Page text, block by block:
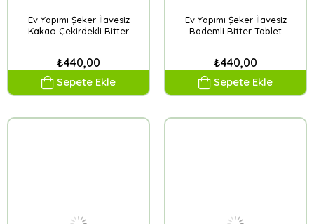
Ev Yapımı Şeker İlavesiz
Kakao Çekirdekli Bitter
Tablet Çikolata
₺440,00
Sepete Ekle
Ev Yapımı Şeker İlavesiz
Bademli Bitter Tablet
Çikolata
₺440,00
Sepete Ekle